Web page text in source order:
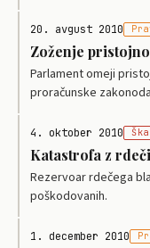
20. avgust 2010
Zoženje
Parlament omeji
proračunske
4. oktober 2010
Katastrofa z
Rezervoar rdečega
poškodovanih.
1. december 2010